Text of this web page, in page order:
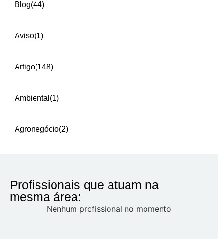
Blog(44)
Aviso(1)
Artigo(148)
Ambiental (1)
Agronegócio(2)
Profissionais que atuam na
mesma área:
Nenhum profissional no momento